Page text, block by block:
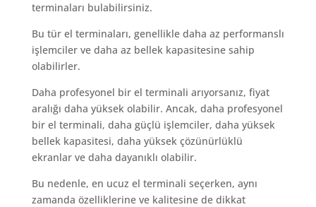
terminaları bulabilirsiniz.
Bu tür el terminaları, genellikle daha az performanslı
işlemciler ve daha az bellek kapasitesine sahip
olabilirler.
Daha profesyonel bir el terminali arıyorsanız, fiyat
aralığı daha yüksek olabilir. Ancak, daha profesyonel
bir el terminali, daha güçlü işlemciler, daha yüksek
bellek kapasitesi, daha yüksek çözünürlüklü
ekranlar ve daha dayanıklı olabilir.
Bu nedenle, en ucuz el terminali seçerken, aynı
zamanda özelliklerine ve kalitesine de dikkat